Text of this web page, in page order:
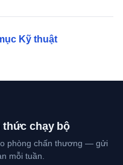
Kỹ thuật
thức chạy bộ
phòng chấn thương — gửi
mỗi tuần.